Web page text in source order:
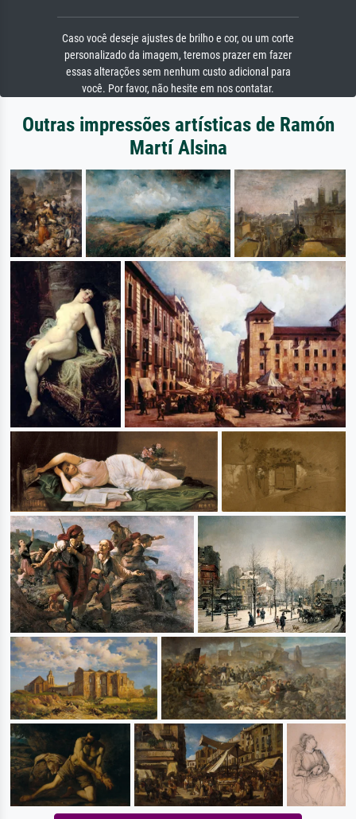
Caso você deseje ajustes de brilho e cor, ou um corte
personalizado da imagem, teremos prazer em fazer
essas alterações sem nenhum custo adicional para
você. Por favor, não hesite em nos contatar.
Outras impressões artísticas de Ramón
Martí Alsina